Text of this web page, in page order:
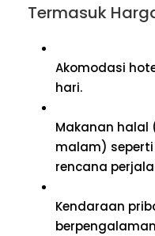
Termasuk
Akomodasi
hari.
Makanan halal
malam)
rencana
Kendaraan